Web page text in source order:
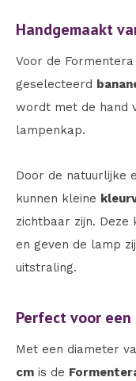
Handgemaakt
Voor de
geselecteerd
wordt met de hand
lampenkap.
Door de natuurlijke
kunnen kleine
zichtbaar zijn.
en geven de lamp
uitstraling.
Perfect voor
Met een diameter
cm is de